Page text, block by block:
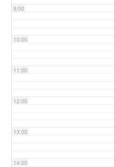
9:00
10:00
11:00
12:00
13:00
14:00